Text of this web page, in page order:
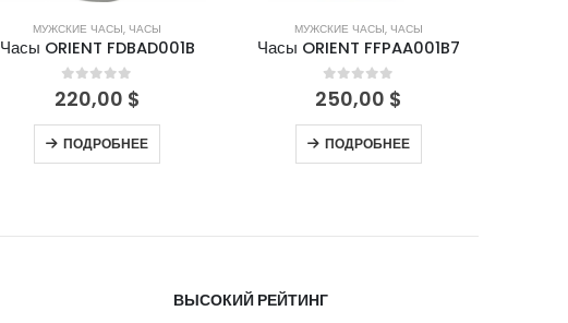
МУЖСКИЕ ЧАСЫ, ЧАСЫ
Часы ORIENT FDBAD001B
0out of 5
220,00 $
ПОДРОБНЕЕ
МУЖСКИЕ ЧАСЫ, ЧАСЫ
Часы ORIENT FFPAA001B7
0out of 5
250,00 $
ПОДРОБНЕЕ
ВЫСОКИЙ РЕЙТИНГ